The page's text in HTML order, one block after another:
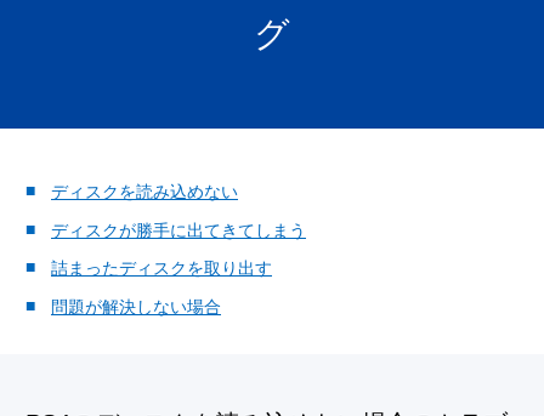
グ
ディスクを読み込めない
ディスクが勝手に出てきてしまう
詰まったディスクを取り出す
問題が解決しない場合